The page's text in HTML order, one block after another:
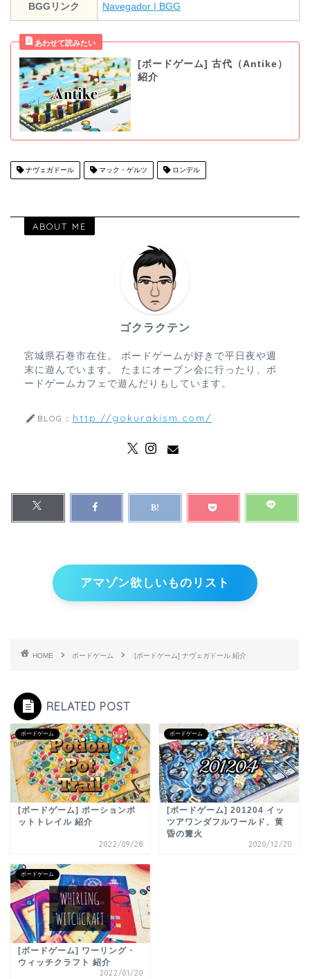
BGGリンク Navegador | BGG
[ボードゲーム] 古代（Antike）
紹介
ナヴェガドール マック・ゲルツ ロンデル
ABOUT ME
ゴクラクテン
宮城県石巻市在住。 ボードゲームが好きで平日夜や週
末に遊んでいます。 たまにオープン会に行ったり、ボ
ードゲームカフェで遊んだりもしています。
BLOG： http://gokurakism.com/
アマゾン欲しいものリスト
HOME ボードゲーム [ボードゲーム] ナヴェガドール 紹介
RELATED POST
ボードゲーム
[ボードゲーム] ポーションポ
ットトレイル 紹介
2022/09/28
ボードゲーム
[ボードゲーム] 201204 イッ
ツアワンダフルワールド、黄
昏の篝火
2020/12/20
ボードゲーム
[ボードゲーム] ワーリング・
ウィッチクラフト 紹介
2022/01/20